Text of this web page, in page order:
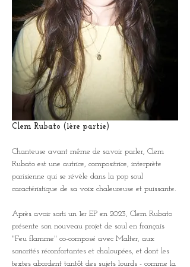
Clem Rubato (1ère partie)
Chanteuse avant même de savoir parler, Clem
Rubato est une autrice, compositrice, interprète
parisienne qui se révèle dans la pop soul
caractéristique de sa voix chaleureuse et puissante.
Après avoir sorti un 1er EP en 2023, Clem Rubato
présente son nouveau projet de soul en français
"Feu flamme" co-composé avec Malter, aux
sonorités réconfortantes et chaloupées, et dont les
textes abordent tantôt des sujets lourds - comme la